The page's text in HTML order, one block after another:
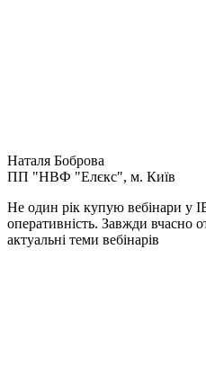
Наталя Боброва
ПП "НВФ "Елєкс", м. Київ
Не один рік купую вебінари у
оперативність. Завжди вчасно
актуальні теми вебінарів